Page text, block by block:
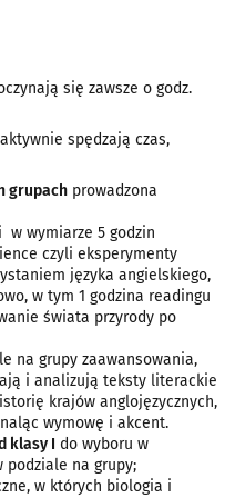
się zawsze o godz.
spędzają czas,
grupach prowadzona
w wymiarze 5 godzin
czyli eksperymenty
języka angielskiego,
w tym 1 godzina readingu
świata przyrody po
na grupy zaawansowania,
i analizują teksty literackie
krajów anglojęzycznych,
wymowę i akcent.
klasy I do wyboru w
podziale na grupy;
w których biologia i